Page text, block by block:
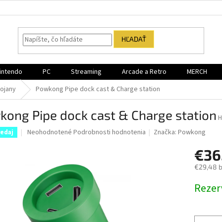
HĽADAŤ
PC Streaming Arcade a Retro MERCH
Powkong Pipe dock cast & Charge station
Pipe dock cast & Charge station
Priemerné
5
hviezdičiek.
Neohodnotené Podrobnosti hodnotenia Značka:Powkong
€29,48
cena: